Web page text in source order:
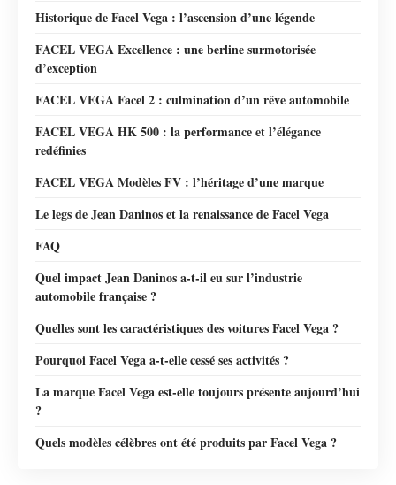
Historique de Facel Vega : l’ascension d’une légende
FACEL VEGA Excellence : une berline surmotorisée
d’exception
FACEL VEGA Facel 2 : culmination d’un rêve automobile
FACEL VEGA HK 500 : la performance et l’élégance
redéfinies
FACEL VEGA Modèles FV : l’héritage d’une marque
Le legs de Jean Daninos et la renaissance de Facel Vega
FAQ
Quel impact Jean Daninos a-t-il eu sur l’industrie
automobile française ?
Quelles sont les caractéristiques des voitures Facel Vega ?
Pourquoi Facel Vega a-t-elle cessé ses activités ?
La marque Facel Vega est-elle toujours présente aujourd’hui
?
Quels modèles célèbres ont été produits par Facel Vega ?